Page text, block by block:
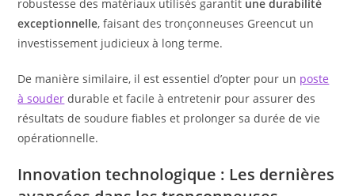
robustesse des matériaux utilisés garantit une durabilité
exceptionnelle, faisant des tronçonneuses Greencut un
investissement judicieux à long terme.
De manière similaire, il est essentiel d’opter pour un poste
à souder durable et facile à entretenir pour assurer des
résultats de soudure fiables et prolonger sa durée de vie
opérationnelle.
Innovation technologique : Les dernières